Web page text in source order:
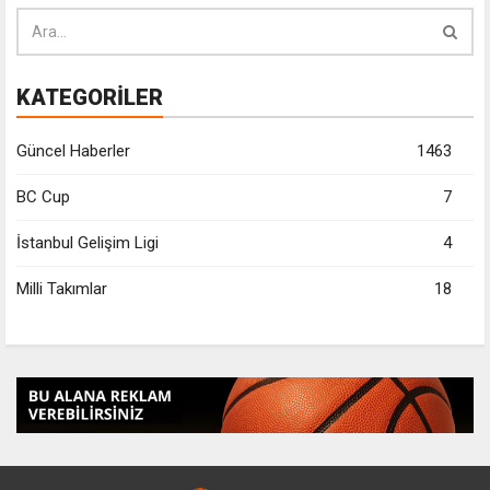
KATEGORİLER
Güncel Haberler 1463
BC Cup 7
İstanbul Gelişim Ligi 4
Milli Takımlar 18